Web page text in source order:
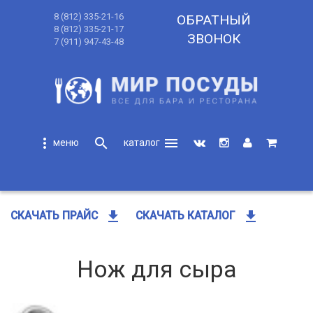
8 (812) 335-21-16
8 (812) 335-21-17
7 (911) 947-43-48
ОБРАТНЫЙ
ЗВОНОК
more_vert search
menu
СКАЧАТЬ ПРАЙС get_app СКАЧАТЬ КАТАЛОГ get_app
Нож для сыра